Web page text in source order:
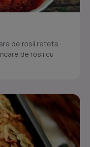
de rosii reteta
de rosii cu